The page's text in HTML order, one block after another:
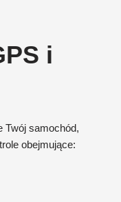
i
Twój samochód,
obejmujące: